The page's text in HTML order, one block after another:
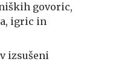
govoric,
igric in
izsušeni